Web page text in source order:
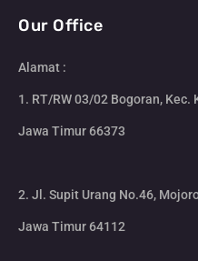
Our Office
Alamat :
1. RT/RW 03/02 Bogoran,
Jawa Timur 66373
2. Jl. Supit Urang No.46,
Jawa Timur 64112